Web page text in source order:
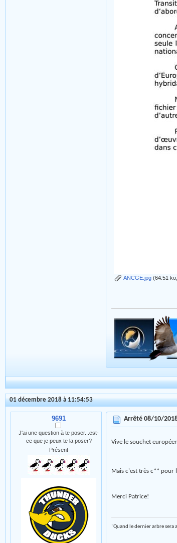
ANCGE.jpg (64.51
01 décembre 2018 à 11:54:53
9691
J'ai une question à te poser...est-
ce que je peux te la poser?
Présent
Arrêté 08/10/
Vive le souchet
Mais c'est très c** pour
Merci Patrice!
"Quand le dernier arbre sera